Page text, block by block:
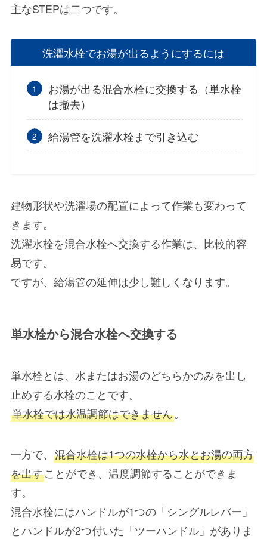
主なSTEPは二つです。
洗濯水栓でお湯が出るようにするには
お湯が出る混合水栓に交換する（単水栓
は撤去）
給湯管を洗濯水栓まで引き込む
建物形状や洗濯場の配置によって作業も変わって
きます。
洗濯水栓を混合水栓へ交換する作業は、比較的容
易です。
ですが、給湯管の延伸は少し難しくなります。
単水栓から混合水栓へ交換する
単水栓とは、水またはお湯のどちらかのみを出し
止めする水栓のことです。
単水栓では水温調節はできません。
一方で、 混合水栓は1つの水栓から水とお湯の両方
を出すことができ、温度調節することができま
す。
混合水栓にはハンドルが1つの「シングルレバー」
とハンドルが2つ付いた「ツーハンドル」がありま